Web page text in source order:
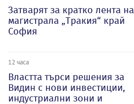
Затварят за кратко лента на
магистрала „Тракия“ край
София
12 часа
Властта търси решения за
Видин с нови инвестиции,
индустриални зони и